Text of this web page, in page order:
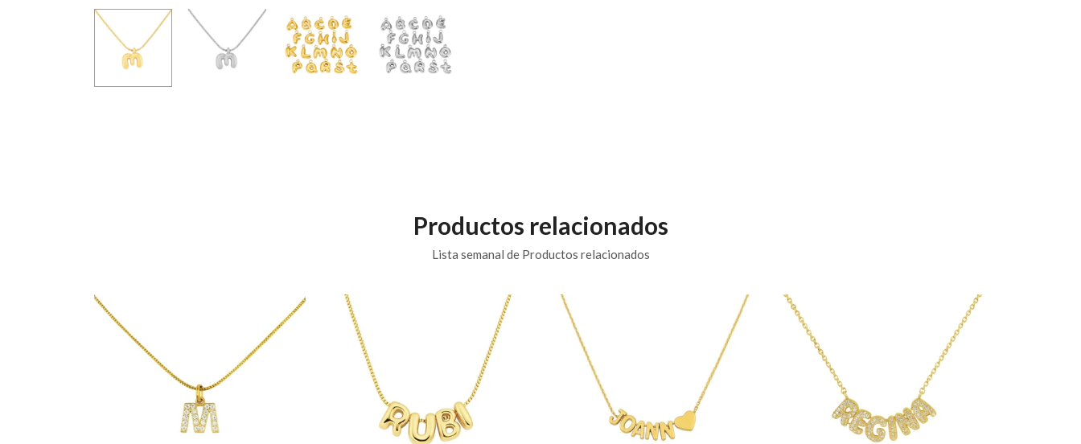
Productos relacionados
Lista semanal de Productos relacionados